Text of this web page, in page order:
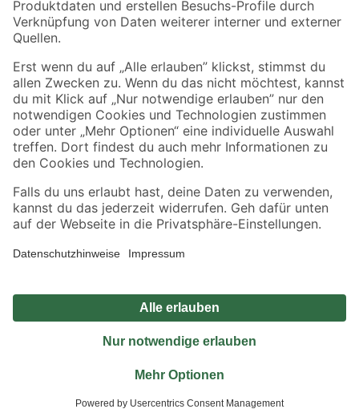
Sicher einkaufen
Jetzt die toom-App herunterladen
Alle Preisangaben in EUR inkl. gesetzl. MwSt.. Die dargestellten Angebote sind unter
Umständen nicht in allen Märkten verfügbar. Die angegebenen Verfügbarkeiten beziehen
Produkte nur solange der Vorrat reicht.
*Paketversand ab 59 € versandkostenfrei, gilt nicht für Artikel mit Speditionsversand, hier
Privatsphäre Impressum
Nutzungsbedingungen
Widerrufsrecht
Vertrag widerrufen
© 2026 toom Baumarkt GmbH